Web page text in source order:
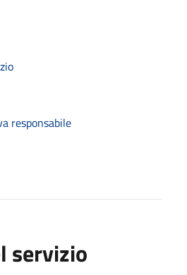
responsabile
servizio